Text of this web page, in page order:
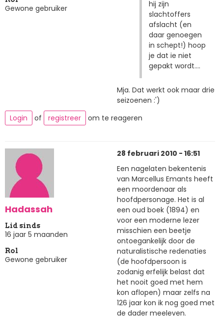
Gewone gebruiker
hij zijn
slachtoffers
afslacht (en
daar genoegen
in schept!) hoop
je dat ie niet
gepakt wordt....
Mja. Dat werkt ook maar drie
seizoenen :')
Login
of registreer om te reageren
Hadassah
Lid sinds
16 jaar 5 maanden
Rol
Gewone gebruiker
28 februari 2010 - 16:51
Een nagelaten bekentenis
van Marcellus Emants heeft
een moordenaar als
hoofdpersonage. Het is al
een oud boek (1894) en
voor een moderne lezer
misschien een beetje
ontoegankelijk door de
naturalistische redenaties
(de hoofdpersoon is
zodanig erfelijk belast dat
het nooit goed met hem
kon aflopen) maar zelfs na
126 jaar kon ik nog goed met
de dader meeleven.